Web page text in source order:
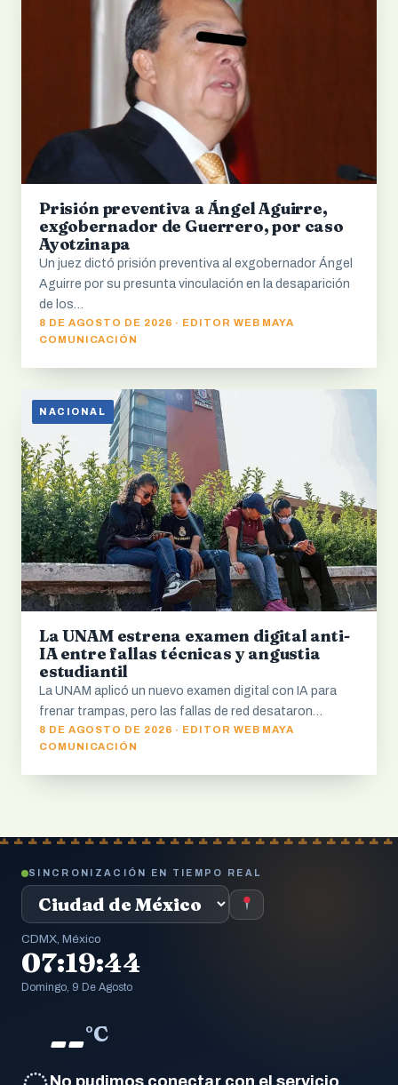
Prisión preventiva a Ángel Aguirre,
exgobernador de Guerrero, por caso
Ayotzinapa
Un juez dictó prisión preventiva al exgobernador Ángel
Aguirre por su presunta vinculación en la desaparición
de los…
8 DE AGOSTO DE 2026 · EDITOR WEB MAYA
COMUNICACIÓN
NACIONAL
La UNAM estrena examen digital anti-
IA entre fallas técnicas y angustia
estudiantil
La UNAM aplicó un nuevo examen digital con IA para
frenar trampas, pero las fallas de red desataron…
8 DE AGOSTO DE 2026 · EDITOR WEB MAYA
COMUNICACIÓN
SINCRONIZACIÓN EN TIEMPO REAL
CDMX, México
07:19:45
Domingo, 9 De Agosto
--°C
No pudimos conectar con el servicio